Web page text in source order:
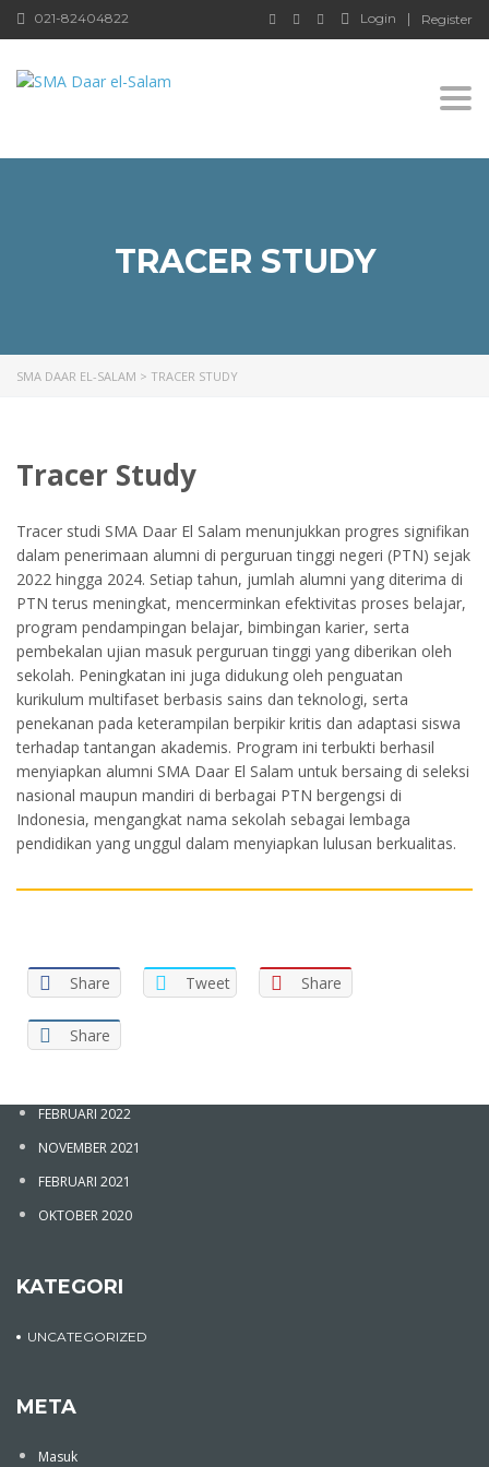
Login Register
021-82404822
TRACER STUDY
SMA DAAR EL-SALAM > TRACER STUDY
Tracer Study
Tracer studi SMA Daar El Salam menunjukkan progres signifikan
dalam penerimaan alumni di perguruan tinggi negeri (PTN) sejak
2022 hingga 2024. Setiap tahun, jumlah alumni yang diterima di
PTN terus meningkat, mencerminkan efektivitas proses belajar,
program pendampingan belajar, bimbingan karier, serta
pembekalan ujian masuk perguruan tinggi yang diberikan oleh
sekolah. Peningkatan ini juga didukung oleh penguatan
kurikulum multifaset berbasis sains dan teknologi, serta
penekanan pada keterampilan berpikir kritis dan adaptasi siswa
terhadap tantangan akademis. Program ini terbukti berhasil
menyiapkan alumni SMA Daar El Salam untuk bersaing di seleksi
nasional maupun mandiri di berbagai PTN bergengsi di
Indonesia, mengangkat nama sekolah sebagai lembaga
pendidikan yang unggul dalam menyiapkan lulusan berkualitas.
Share Tweet Share
Share
FEBRUARI 2022
NOVEMBER 2021
FEBRUARI 2021
OKTOBER 2020
KATEGORI
UNCATEGORIZED
META
Masuk
Sign In
and letters, contain at least 1 capital letter